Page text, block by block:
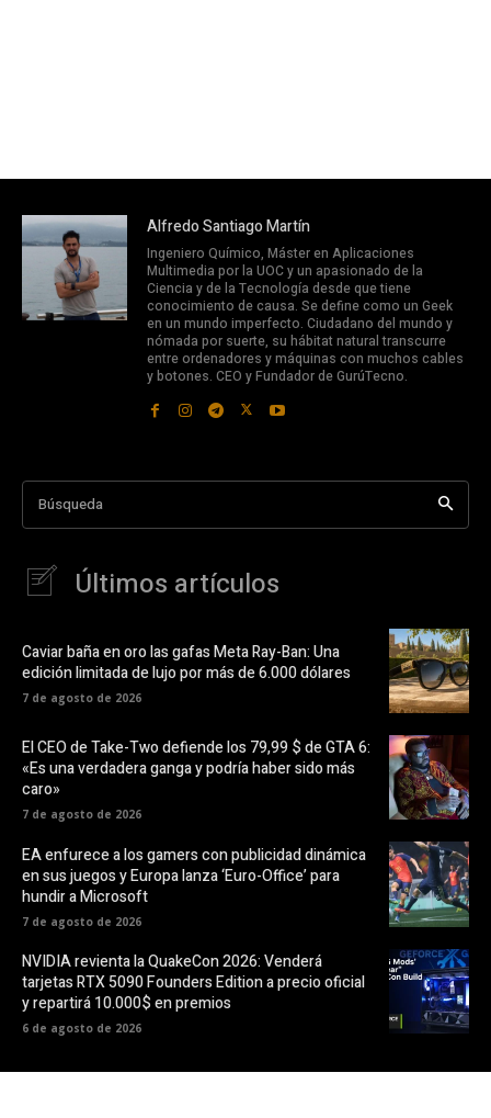
Alfredo Santiago Martín
Ingeniero Químico, Máster en Aplicaciones
Multimedia por la UOC y un apasionado de la
Ciencia y de la Tecnología desde que tiene
conocimiento de causa. Se define como un Geek
en un mundo imperfecto. Ciudadano del mundo y
nómada por suerte, su hábitat natural transcurre
entre ordenadores y máquinas con muchos cables
y botones. CEO y Fundador de GurúTecno.
Búsqueda
Últimos artículos
Caviar baña en oro las gafas Meta Ray-Ban: Una
edición limitada de lujo por más de 6.000 dólares
7 de agosto de 2026
El CEO de Take-Two defiende los 79,99 $ de GTA 6:
«Es una verdadera ganga y podría haber sido más
caro»
7 de agosto de 2026
EA enfurece a los gamers con publicidad dinámica
en sus juegos y Europa lanza ‘Euro-Office’ para
hundir a Microsoft
7 de agosto de 2026
NVIDIA revienta la QuakeCon 2026: Venderá
tarjetas RTX 5090 Founders Edition a precio oficial
y repartirá 10.000$ en premios
6 de agosto de 2026